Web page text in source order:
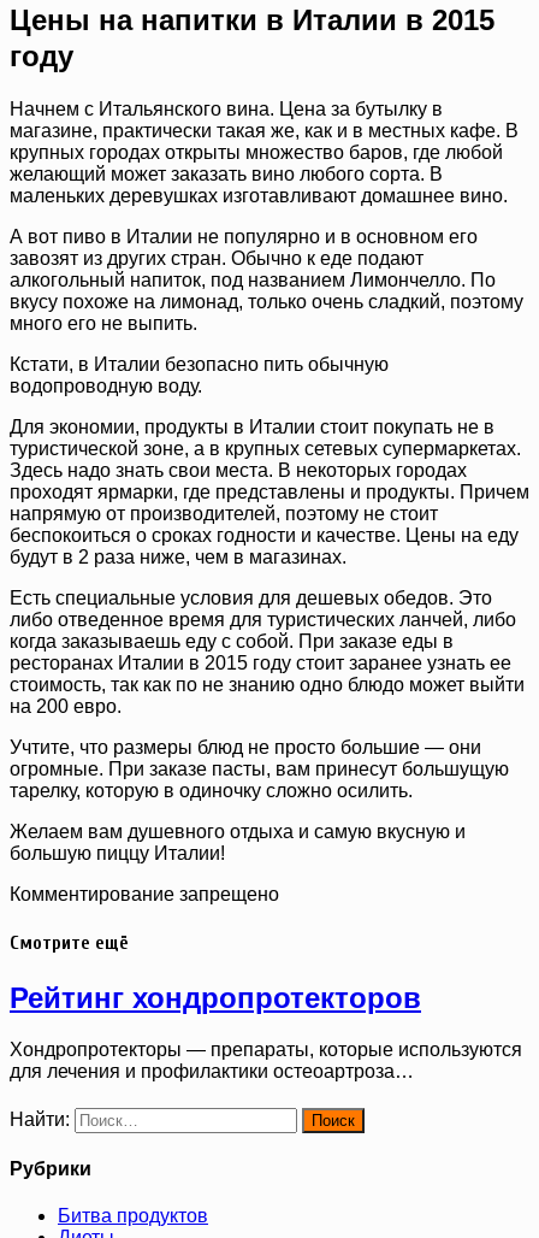
Цены на напитки в Италии в 2015
году
Начнем с Итальянского вина. Цена за бутылку в
магазине, практически такая же, как и в местных кафе. В
крупных городах открыты множество баров, где любой
желающий может заказать вино любого сорта. В
маленьких деревушках изготавливают домашнее вино.
А вот пиво в Италии не популярно и в основном его
завозят из других стран. Обычно к еде подают
алкогольный напиток, под названием Лимончелло. По
вкусу похоже на лимонад, только очень сладкий, поэтому
много его не выпить.
Кстати, в Италии безопасно пить обычную
водопроводную воду.
Для экономии, продукты в Италии стоит покупать не в
туристической зоне, а в крупных сетевых супермаркетах.
Здесь надо знать свои места. В некоторых городах
проходят ярмарки, где представлены и продукты. Причем
напрямую от производителей, поэтому не стоит
беспокоиться о сроках годности и качестве. Цены на еду
будут в 2 раза ниже, чем в магазинах.
Есть специальные условия для дешевых обедов. Это
либо отведенное время для туристических ланчей, либо
когда заказываешь еду с собой. При заказе еды в
ресторанах Италии в 2015 году стоит заранее узнать ее
стоимость, так как по не знанию одно блюдо может выйти
на 200 евро.
Учтите, что размеры блюд не просто большие — они
огромные. При заказе пасты, вам принесут большущую
тарелку, которую в одиночку сложно осилить.
Желаем вам душевного отдыха и самую вкусную и
большую пиццу Италии!
Комментирование запрещено
Смотрите ещё
Рейтинг хондропротекторов
Хондропротекторы — препараты, которые используются
для лечения и профилактики остеоартроза…
Найти:
Рубрики
Битва продуктов